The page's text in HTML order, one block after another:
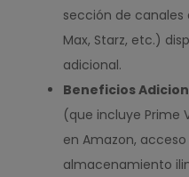
sección de canales
Max, Starz, etc.)
adicional.
Beneficios
(que incluye Prime
en Amazon,
almacenamiento